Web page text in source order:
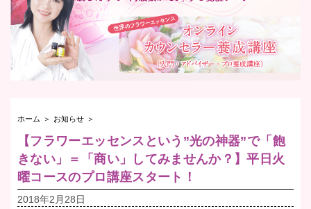
ホーム ＞ お知らせ ＞
【フラワーエッセンスという”光の神器”で「飽
きない」＝「商い」してみませんか？】平日火
曜コースのプロ講座スタート！
2018年2月28日